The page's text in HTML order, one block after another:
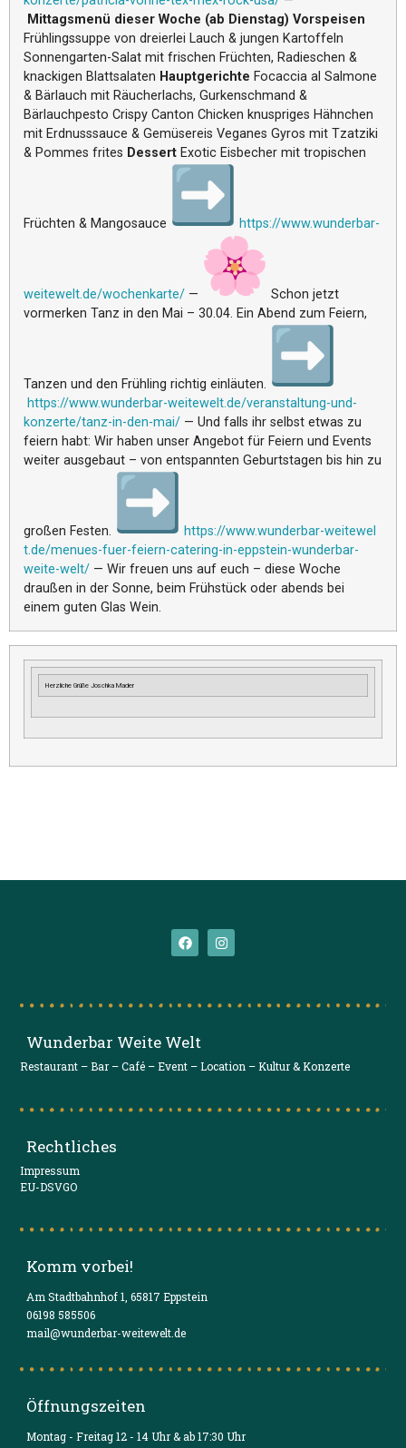
Mittagsmenü dieser Woche (ab Dienstag) Vorspeisen
Frühlingssuppe von dreierlei Lauch & jungen Kartoffeln
Sonnengarten-Salat mit frischen Früchten, Radieschen &
knackigen Blattsalaten Hauptgerichte Focaccia al Salmone
& Bärlauch mit Räucherlachs, Gurkenschmand &
Bärlauchpesto Crispy Canton Chicken knuspriges Hähnchen
mit Erdnusssauce & Gemüsereis Veganes Gyros mit Tzatziki
& Pommes frites Dessert Exotic Eisbecher mit tropischen
Früchten & Mangosauce https://www.wunderbar-
weitewel t.de/wochenkarte/ —
Schon jetzt
vormerken Tanz in den Mai – 30.04. Ein Abend zum Feiern,
Tanzen und den Frühling richtig einläuten.
https://www.wunderbar-weitewel t.de/veranstaltung-und-
konzerte/tanz-in-den-mai/ — Und falls ihr selbst etwas zu
feiern habt: Wir haben unser Angebot für Feiern und Events
weiter ausgebaut – von entspannten Geburtstagen bis hin zu
großen Festen.
https://www.wunderbar-weitewel
t.de/menues-fuer-feiern-catering-in-eppstein-wunderbar-
weite-welt/ — Wir freuen uns auf euch – diese Woche
draußen in der Sonne, beim Frühstück oder abends bei
einem guten Glas Wein.
Herzliche Grüße Joschka Mader
Wunderbar Weite Welt
Restaurant – Bar – Café – Event – Location – Kultur & Konzerte
Rechtliches
Impressum
EU-DSVGO
Komm vorbei!
Am Stadtbahnhof 1, 65817 Eppstein
06198 585506
mail@wunderbar-weitewelt.de
Öffnungszeiten
Montag - Freitag 12 - 14 Uhr & ab 17:30 Uhr